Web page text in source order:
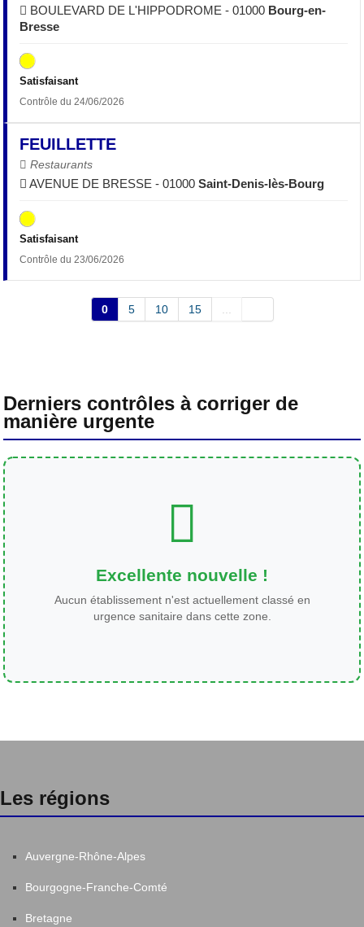
BOULEVARD DE L'HIPPODROME - 01000 Bourg-en-
Bresse
Satisfaisant
Contrôle du 24/06/2026
FEUILLETTE
Restaurants
AVENUE DE BRESSE - 01000Saint-Denis-lès-Bourg
Satisfaisant
Contrôle du 23/06/2026
0 5 10 15
Derniers contrôles à corriger de
manière urgente
Excellente nouvelle !
Aucun établissement n'est actuellement classé en
urgence sanitaire dans cette zone.
Les régions
Auvergne-Rhône-Alpes
Bourgogne-Franche-Comté
Bretagne